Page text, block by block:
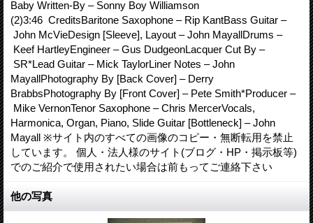
Baby Written-By – Sonny Boy Williamson
(2)3:46 CreditsBaritone Saxophone – Rip KantBass Guitar –
John McVieDesign [Sleeve], Layout – John MayallDrums –
Keef HartleyEngineer – Gus DudgeonLacquer Cut By –
SR*Lead Guitar – Mick TaylorLiner Notes – John
MayallPhotography By [Back Cover] – Derry
BrabbsPhotography By [Front Cover] – Pete Smith*Producer –
Mike VernonTenor Saxophone – Chris MercerVocals,
Harmonica, Organ, Piano, Slide Guitar [Bottleneck] – John
Mayall ※サイト内のすべての画像のコピー・無断転用を禁止
しています。 個人・法人様のサイト(ブログ・HP・掲示板等)
でのご紹介で使用されたい場合は前もってご連絡下さい
他の写真